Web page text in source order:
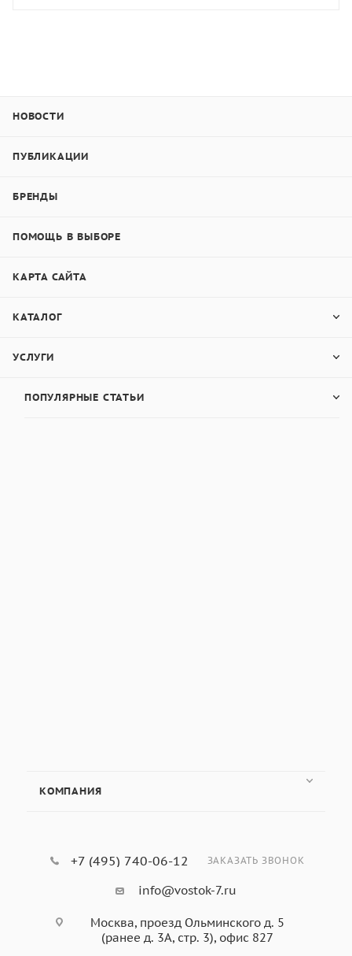
НОВОСТИ
ПУБЛИКАЦИИ
БРЕНДЫ
ПОМОЩЬ В ВЫБОРЕ
КАРТА САЙТА
КАТАЛОГ
УСЛУГИ
ПОПУЛЯРНЫЕ СТАТЬИ
КОМПАНИЯ
+7 (495) 740-06-12 ЗАКАЗАТЬ ЗВОНОК
info@vostok-7.ru
Москва, проезд Ольминского д. 5
(ранее д. 3А, стр. 3), офис 827